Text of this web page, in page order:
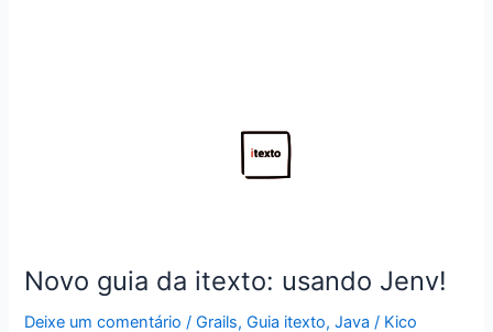
Novo guia da itexto: usando Jenv!
Deixe um comentário /Grails,Guia itexto,Java / Kico